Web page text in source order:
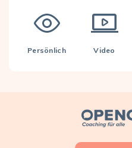
Persönlich Video